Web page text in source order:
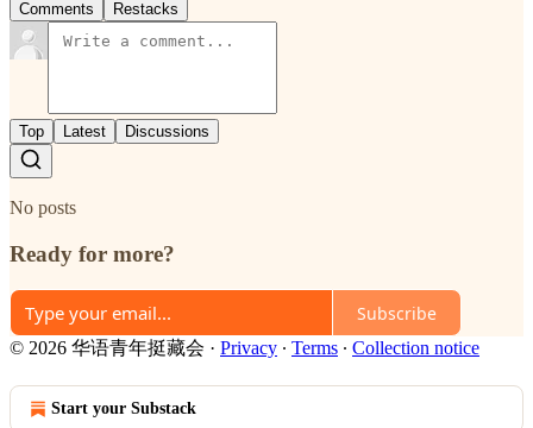
Comments Restacks
Top Latest Discussions
No posts
Ready for more?
Subscribe
© 2026 华语青年挺藏会 · Privacy ∙ Terms ∙ Collection notice
Start your Substack